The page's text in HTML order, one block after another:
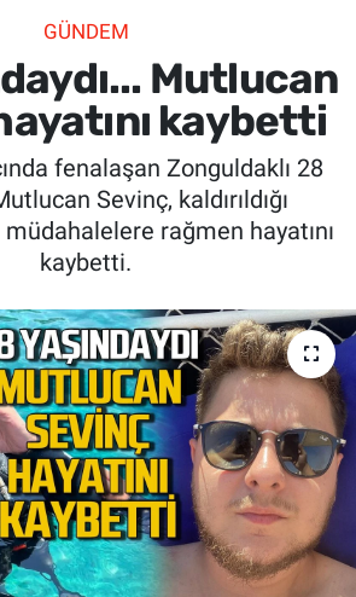
GÜNDEM
Mutlucan
kaybetti
fenalaşan Zonguldaklı 28
Sevinç, kaldırıldığı
rağmen hayatını
kaybetti.